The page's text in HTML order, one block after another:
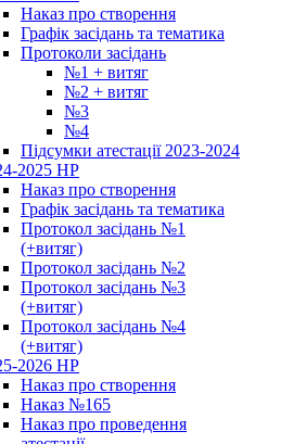
Наказ про створення
Графік засідань та тематика
Протоколи засідань
№1 + витяг
№2 + витяг
№3
№4
Підсумки атестації 2023-2024
2025 НР
Наказ про створення
Графік засідань та тематика
Протокол засідань №1
(+витяг)
Протокол засідань №2
Протокол засідань №3
(+витяг)
Протокол засідань №4
(+витяг)
2026 НР
Наказ про створення
Наказ №165
Наказ про проведення